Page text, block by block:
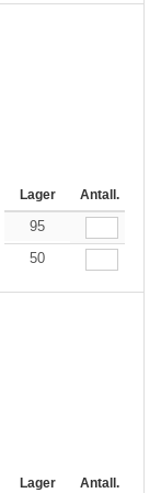
144-287 288 +
Lager Antall.
21.41
95
21.41
50
144-287 288 +
Lager Antall.